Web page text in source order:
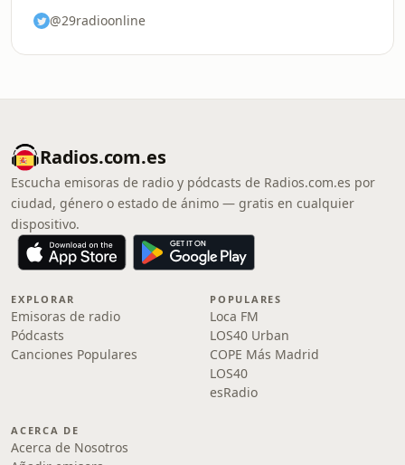
@29radioonline
Radios.com.es
Escucha emisoras de radio y pódcasts de Radios.com.es por
ciudad, género o estado de ánimo — gratis en cualquier
dispositivo.
EXPLORAR
Emisoras de radio
Pódcasts
Canciones Populares
POPULARES
Loca FM
LOS40 Urban
COPE Más Madrid
LOS40
esRadio
ACERCA DE
Acerca de Nosotros